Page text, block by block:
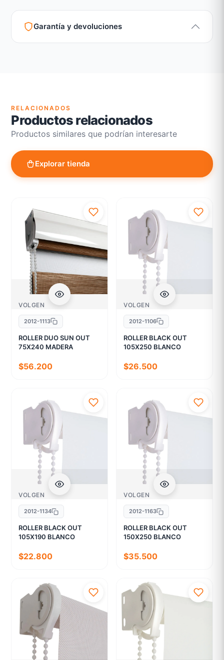
Garantía y devoluciones
RELACIONADOS
Productos relacionados
Productos similares que podrían interesarte
Explorar tienda
VOLGEN
2012-1113
ROLLER DUO SUN OUT
75X240 MADERA
$56.200
VOLGEN
2012-1106
ROLLER BLACK OUT
105X250 BLANCO
$26.500
VOLGEN
2012-1134
ROLLER BLACK OUT
105X190 BLANCO
$22.800
VOLGEN
2012-1163
ROLLER BLACK OUT
150X250 BLANCO
$35.500